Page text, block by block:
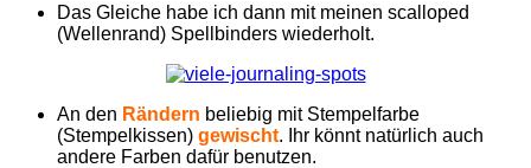
Das Gleiche habe ich dann mit meinen scalloped
(Wellenrand) Spellbinders wiederholt.
An den Rändern beliebig mit Stempelfarbe
(Stempelkissen) gewischt. Ihr könnt natürlich auch
andere Farben dafür benutzen.